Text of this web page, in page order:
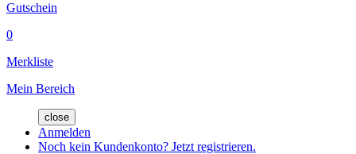
Gutschein
0
Merkliste
Mein Bereich
close
Anmelden
Noch kein Kundenkonto? Jetzt registrieren.